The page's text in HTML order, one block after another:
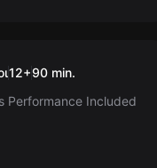
12+90 min.
Performance Included